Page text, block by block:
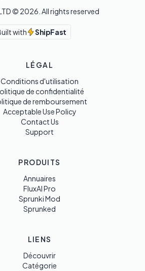
© 2026 . All rights reserved
with ShipFast
LÉGAL
Conditions d'utilisation
de confidentialité
de remboursement
Acceptable Use Policy
Contact Us
Support
PRODUITS
Annuaires
FluxAI Pro
Sprunki Mod
Sprunked
LIENS
Découvrir
Catégorie